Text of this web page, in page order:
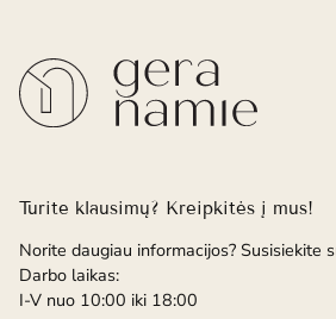
Turite klausimų? Kreipkitės į mus!
Norite daugiau informacijos? Susisiekite
Darbo laikas:
I-V nuo 10:00 iki 18:00